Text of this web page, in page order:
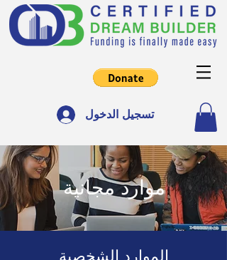
تسجيل الدخول
موارد مجانية
الموارد الشخصية